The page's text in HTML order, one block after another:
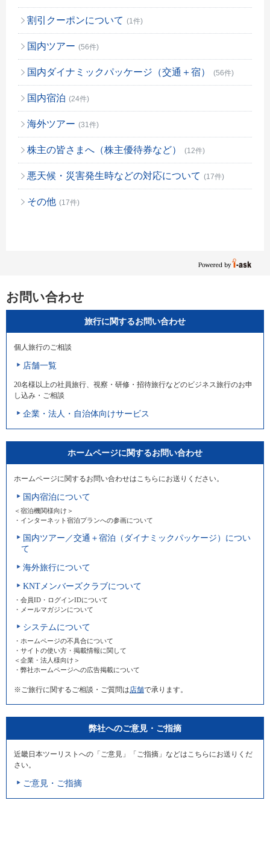
割引クーポンについて (1件)
国内ツアー (56件)
国内ダイナミックパッケージ（交通＋宿） (56件)
国内宿泊 (24件)
海外ツアー (31件)
株主の皆さまへ（株主優待券など） (12件)
悪天候・災害発生時などの対応について (17件)
その他 (17件)
お問い合わせ
旅行に関するお問い合わせ
個人旅行のご相談
店舗一覧
20名様以上の社員旅行、視察・研修・招待旅行などのビジネス旅行のお申
し込み・ご相談
企業・法人・自治体向けサービス
ホームページに関するお問い合わせ
ホームページに関するお問い合わせはこちらにお送りください。
国内宿泊について
＜宿泊機関様向け＞
・インターネット宿泊プランへの参画について
国内ツアー／交通＋宿泊（ダイナミックパッケージ）につい
て
海外旅行について
KNTメンバーズクラブについて
・会員ID・ログインIDについて
・メールマガジンについて
システムについて
・ホームページの不具合について
・サイトの使い方・掲載情報に関して
＜企業・法人様向け＞
・弊社ホームページへの広告掲載について
※ご旅行に関するご相談・ご質問は 店舗で承ります。
弊社へのご意見・ご指摘
近畿日本ツーリストへの「ご意見」「ご指摘」などはこちらにお送りくだ
さい。
ご意見・ご指摘